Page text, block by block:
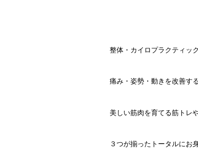
整体・カイロプラクティッ
痛み・姿勢・動きを改善す
美しい筋肉を育てる筋トレ
３つが揃ったトータルにお